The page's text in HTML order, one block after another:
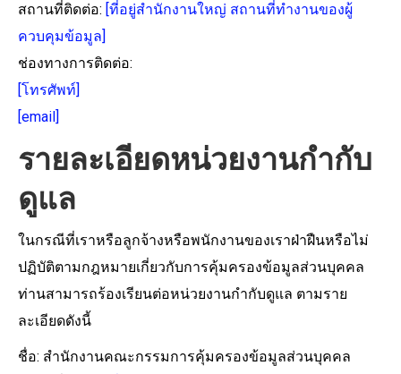
สถานที่ติดต่อ: [ที่อยู่สำนักงานใหญ่ สถานที่ทำงานของผู้
ควบคุมข้อมูล]
ช่องทางการติดต่อ:
[โทรศัพท์]
[email]
รายละเอียดหน่วยงานกำกับ
ดูแล
ในกรณีที่เราหรือลูกจ้างหรือพนักงานของเราฝ่าฝืนหรือไม่
ปฏิบัติตามกฎหมายเกี่ยวกับการคุ้มครองข้อมูลส่วนบุคคล
ท่านสามารถร้องเรียนต่อหน่วยงานกำกับดูแล ตามราย
ละเอียดดังนี้
ชื่อ: สำนักงานคณะกรรมการคุ้มครองข้อมูลส่วนบุคคล